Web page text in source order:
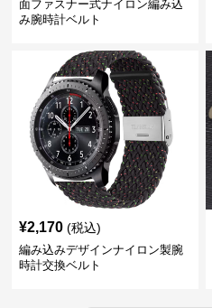
面ファスナー式ナイロン編み込
み腕時計ベルト
¥2,170 (税込)
編み込みデザインナイロン製腕
時計交換ベルト